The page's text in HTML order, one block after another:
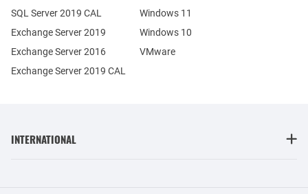
Exchange Server 2019
Exchange Server 2016
SQL Server 2019 CAL
Exchange Server 2019 CAL
Windows 11
Windows 10
VMware
INTERNATIONAL